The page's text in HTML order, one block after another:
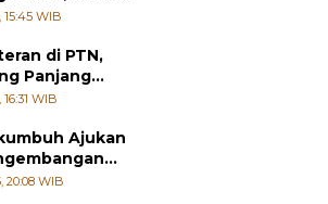
Buka
15:45 WIB
di PTN,
Panjang
Penuh
WIB
Ajukan
WD
20:08 WIB